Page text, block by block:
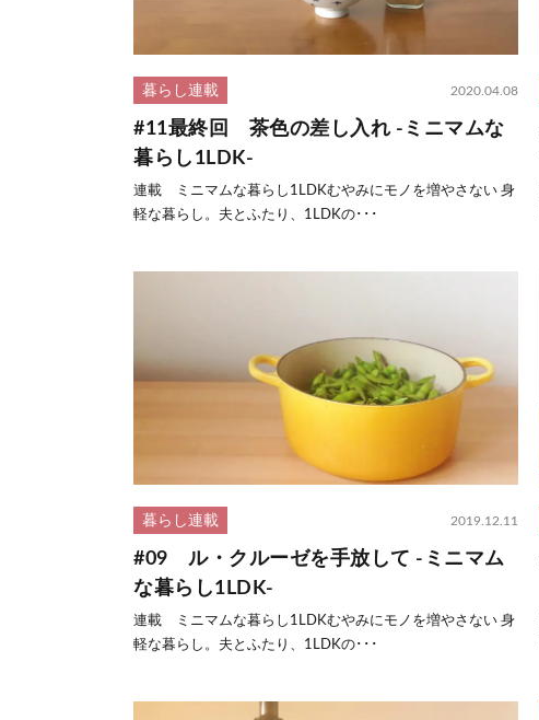
暮らし連載 2020.04.08
#11最終回 茶色の差し入れ -ミニマムな
暮らし1LDK-
連載 ミニマムな暮らし1LDKむやみにモノを増やさない 身
軽な暮らし。夫とふたり、1LDKの･･･
暮らし連載 2019.12.11
#09 ル・クルーゼを手放して -ミニマム
な暮らし1LDK-
連載 ミニマムな暮らし1LDKむやみにモノを増やさない 身
軽な暮らし。夫とふたり、1LDKの･･･